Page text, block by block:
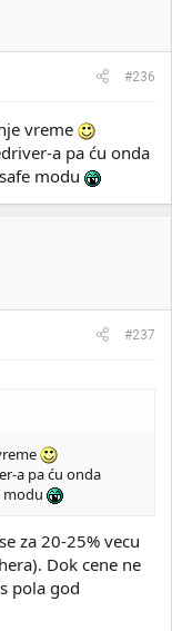
#236
vreme
a pa ću onda
modu
#237
a pa ću onda
modu
za 20-25% vecu
Dok cene ne
pola god